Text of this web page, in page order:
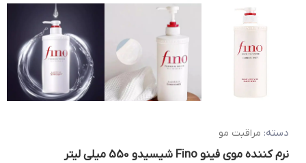
دسته: مراقبت مو
نرم کننده موی فینو Fino شیسیدو 550 میلی لیتر